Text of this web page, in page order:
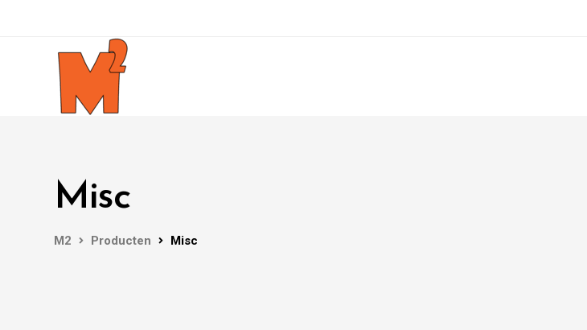
Misc
M2 Producten Misc